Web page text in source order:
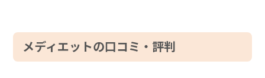
メディエットの口コミ・評判